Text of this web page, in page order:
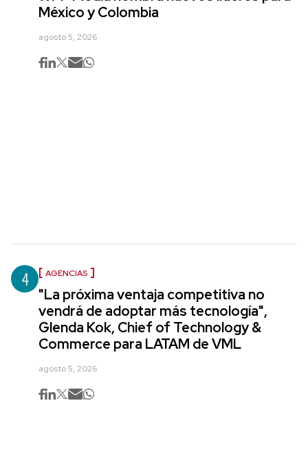
México y Colombia
agosto 5, 2026
4 AGENCIAS
"La próxima ventaja competitiva no
vendrá de adoptar más tecnología",
Glenda Kok, Chief of Technology &
Commerce para LATAM de VML
agosto 5, 2026